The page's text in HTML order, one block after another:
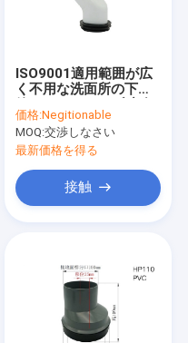
ISO9001適用範囲が広
く不用な洗面所の下水
を配管する
価格:Negitionable
MOQ:交渉しなさい
最新価格を得る
接触